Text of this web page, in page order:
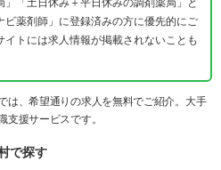
ビ薬剤師」に登録済みの方に優先的にご
トには求人情報が掲載されないことも
は、希望通りの求人を無料でご紹介。大手
援サービスです。
で探す